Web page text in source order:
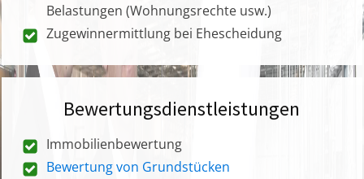
Belastungen (Wohnungsrechte usw.)
Zugewinnermittlung bei Ehescheidung
Bewertungsdienstleistungen
Immobilienbewertung
Bewertung von Grundstücken